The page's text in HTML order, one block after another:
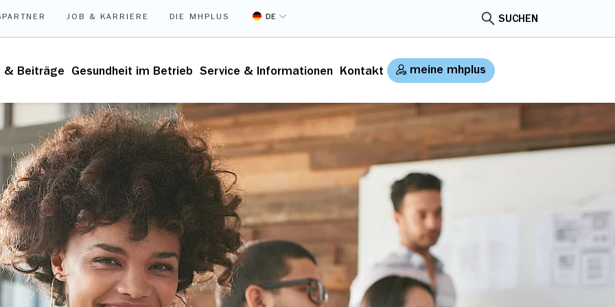
JOB & KARRIERE DIE MHPLUS DE SUCHEN
& Beiträge Gesundheit im Betrieb Service & Informationen Kontakt meine mhplus